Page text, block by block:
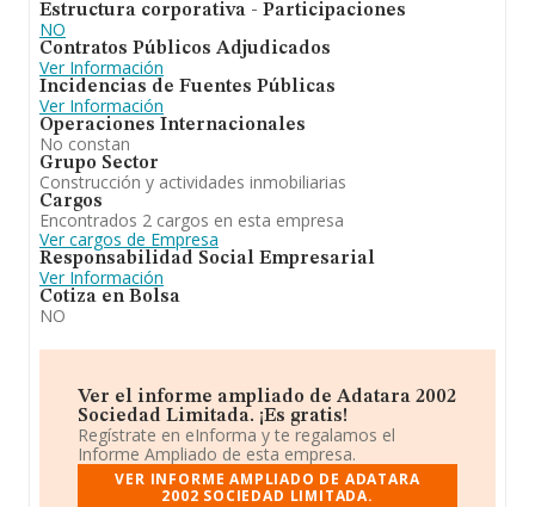
Estructura corporativa - Participaciones
NO
Contratos Públicos Adjudicados
Ver Información
Incidencias de Fuentes Públicas
Ver Información
Operaciones Internacionales
No constan
Grupo Sector
Construcción y actividades inmobiliarias
Cargos
Encontrados 2 cargos en esta empresa
Ver cargos de Empresa
Responsabilidad Social Empresarial
Ver Información
Cotiza en Bolsa
NO
Ver el informe ampliado de Adatara 2002
Sociedad Limitada. ¡Es gratis!
Regístrate en eInforma y te regalamos el
Informe Ampliado de esta empresa.
VER INFORME AMPLIADO DE ADATARA
2002 SOCIEDAD LIMITADA.